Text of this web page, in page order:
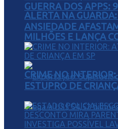
GUERRA DOS APPS:
MILHÕES E LANÇA
ALERTA NA
ANSIEDADE
CRIME NO
ESTUPRO DE